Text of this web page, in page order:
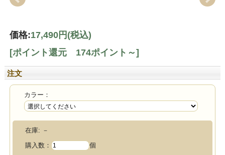
価格:17,490円 (税込)
[ポイント還元 174ポイント～]
注文
カラー：
在庫: －
購入数：
個